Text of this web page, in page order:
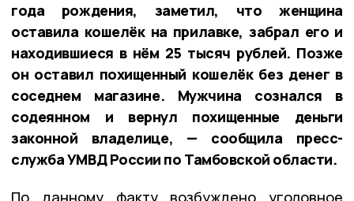
года рождения, заметил, что женщина
оставила кошелёк на прилавке, забрал его и
находившиеся в нём 25 тысяч рублей. Позже
он оставил похищенный кошелёк без денег в
соседнем магазине. Мужчина сознался в
содеянном и вернул похищенные деньги
законной владелице, — сообщила пресс-
служба УМВД России по Тамбовской области.